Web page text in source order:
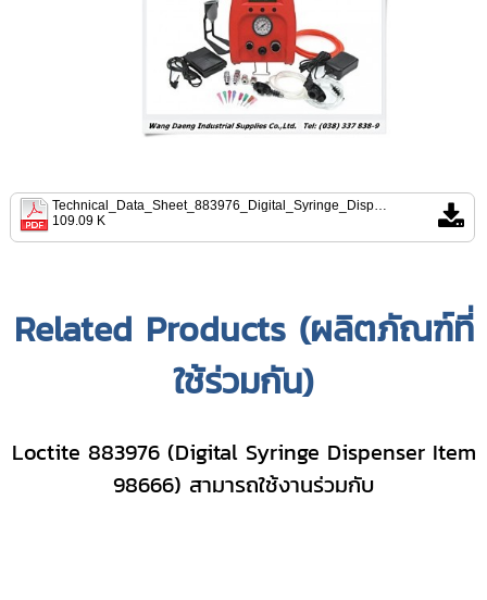
Technical_Data_Sheet_883976_Digital_Syringe_Dispenser.pdf
109.09 K
Related Products (ผลิตภัณฑ์ที่
ใช้ร่วมกัน)
Loctite 883976 (Digital Syringe Dispenser Item
98666) สามารถใช้งานร่วมกับ